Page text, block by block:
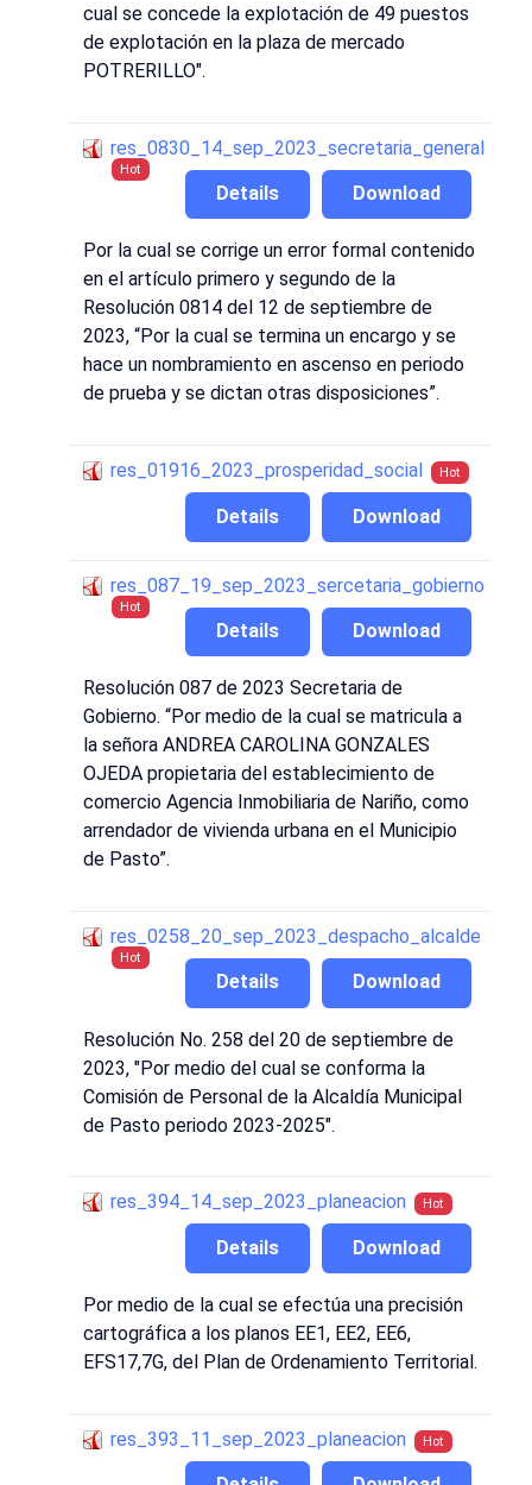
cual se concede la explotación de 49 puestos
de explotación en la plaza de mercado
POTRERILLO".
res_0830_14_sep_2023_secretaria_general
Hot
Download
Details
Por la cual se corrige un error formal contenido
en el artículo primero y segundo de la
Resolución 0814 del 12 de septiembre de
2023, “Por la cual se termina un encargo y se
hace un nombramiento en ascenso en periodo
de prueba y se dictan otras disposiciones”.
res_01916_2023_prosperidad_social Hot
Download
Details
res_087_19_sep_2023_sercetaria_gobierno
Hot
Download
Details
Resolución 087 de 2023 Secretaria de
Gobierno. “Por medio de la cual se matricula a
la señora ANDREA CAROLINA GONZALES
OJEDA propietaria del establecimiento de
comercio Agencia Inmobiliaria de Nariño, como
arrendador de vivienda urbana en el Municipio
de Pasto”.
res_0258_20_sep_2023_despacho_alcalde
Hot
Download
Details
Resolución No. 258 del 20 de septiembre de
2023, "Por medio del cual se conforma la
Comisión de Personal de la Alcaldía Municipal
de Pasto periodo 2023-2025".
res_394_14_sep_2023_planeacion Hot
Download
Details
Por medio de la cual se efectúa una precisión
cartográfica a los planos EE1, EE2, EE6,
EFS17,7G, del Plan de Ordenamiento Territorial.
res_393_11_sep_2023_planeacion Hot